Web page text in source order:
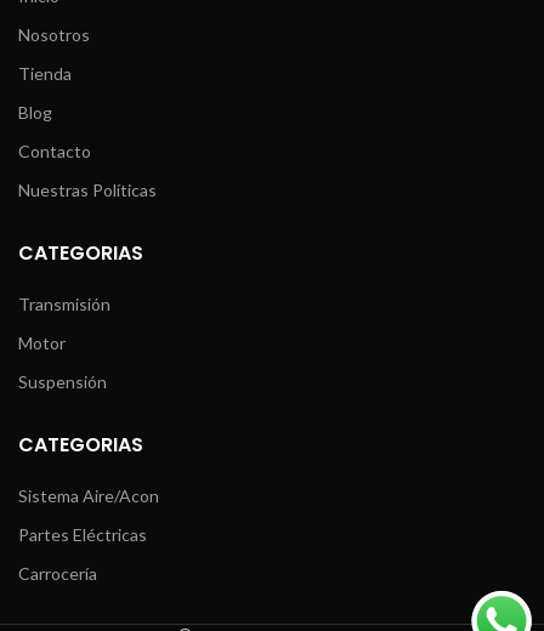
Nosotros
Tienda
Blog
Contacto
Nuestras Políticas
CATEGORIAS
Transmisión
Motor
Suspensión
CATEGORIAS
Sistema Aire/Acon
Partes Eléctricas
Carrocería